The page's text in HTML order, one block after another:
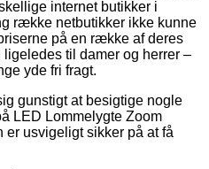
internet butikker i
række netbutikker ikke kunne
på en række af deres
til damer og herrer –
yde fri fragt.
gunstigt at besigtige nogle
LED Lommelygte Zoom
er usvigeligt sikker på at få